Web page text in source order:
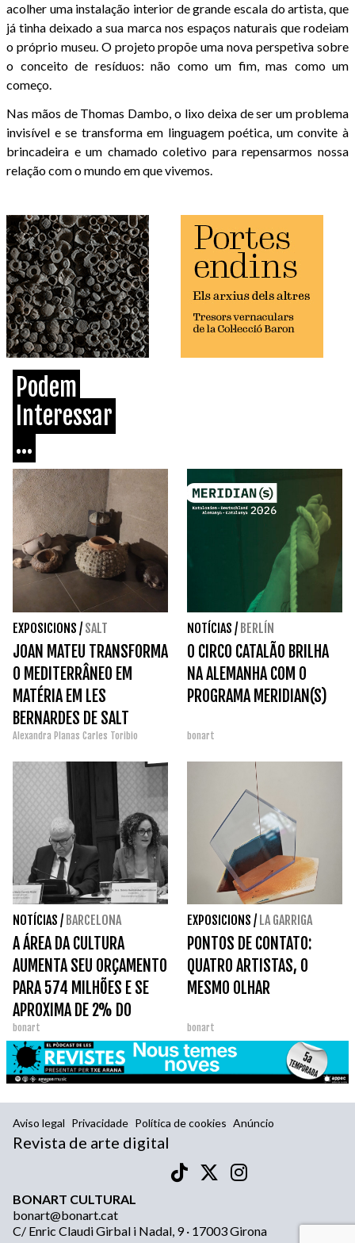
acolher uma instalação interior de grande escala do artista, que
já tinha deixado a sua marca nos espaços naturais que rodeiam
o próprio museu. O projeto propõe uma nova perspetiva sobre
o conceito de resíduos: não como um fim, mas como um
começo.
Nas mãos de Thomas Dambo, o lixo deixa de ser um problema
invisível e se transforma em linguagem poética, um convite à
brincadeira e um chamado coletivo para repensarmos nossa
relação com o mundo em que vivemos.
Podem
Interessar
...
EXPOSICIONS / SALT
JOAN MATEU TRANSFORMA
O MEDITERRÂNEO EM
MATÉRIA EM LES
BERNARDES DE SALT
Alexandra Planas Carles Toribio
NOTÍCIAS / BERLÍN
O CIRCO CATALÃO BRILHA
NA ALEMANHA COM O
PROGRAMA MERIDIAN(S)
bonart
NOTÍCIAS / BARCELONA
A ÁREA DA CULTURA
AUMENTA SEU ORÇAMENTO
PARA 574 MILHÕES E SE
APROXIMA DE 2% DO
ORÇAMENTO DA
GENERALITAT.
bonart
EXPOSICIONS / LA GARRIGA
PONTOS DE CONTATO:
QUATRO ARTISTAS, O
MESMO OLHAR
bonart
Aviso legal Privacidade Política de cookies Anúncio
Revista de arte digital
BONART CULTURAL
bonart@bonart.cat
C/ Enric Claudi Girbal i Nadal, 9 · 17003 Girona